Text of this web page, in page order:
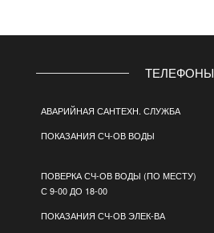
ТЕЛЕФОНЫ
АВАРИЙНАЯ САНТЕХН. СЛУЖБА
ПОКАЗАНИЯ СЧ-ОВ ВОДЫ
ПОВЕРКА СЧ-ОВ ВОДЫ (ПО МЕСТУ)
С 9-00 ДО 18-00
ПОКАЗАНИЯ СЧ-ОВ ЭЛЕК-ВА